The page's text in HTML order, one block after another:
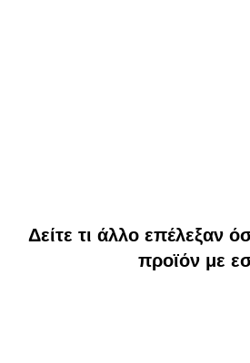
Δείτε τι άλλο επέλεξαν
προϊόν με